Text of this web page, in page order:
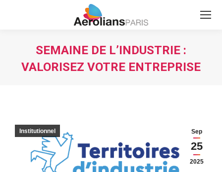
SEMAINE DE L’INDUSTRIE :
VALORISEZ VOTRE ENTREPRISE
Sep
25
2025
Institutionnel